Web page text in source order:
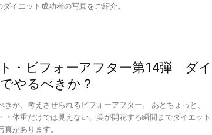
イエット成功者の写真をご紹介。
・ビフォーアフター第14弾 ダイ
やるべきか？
か、考えさせられるビフォーアフター。 あとちょっと、
・体重だけでは見えない、美が開花する瞬間までダイエット
があります。